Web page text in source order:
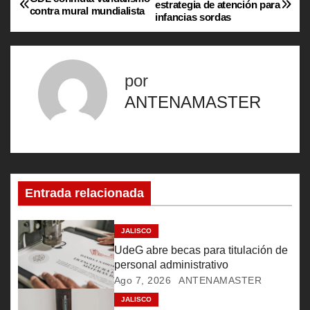
a
c
i
ó
n
d
estrategia de atención para
infancias sordas
contra mural mundialista
por
ANTENAMASTER
Entrada relacionada
JALISCO
UdeG abre becas para titulación de
personal administrativo
Ago 7, 2026 ANTENAMASTER
JALISCO